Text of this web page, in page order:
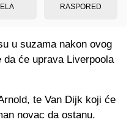
RASPORED
u suzama nakon ovog
će uprava Liverpoola
te Van Dijk koji će
novac da ostanu.